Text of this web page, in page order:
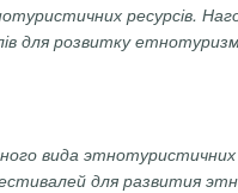
ресурсів.
для розвитку
вида этнотуристичних
для развития